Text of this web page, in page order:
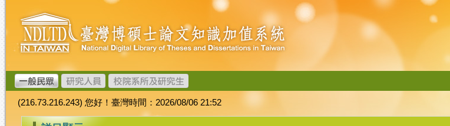
跳
到
主
要
內
容
臺
灣
博
碩
士
論
文
加
值
(216.73.216.243) 您好！臺灣時間：2026/08/06 21:52
:::